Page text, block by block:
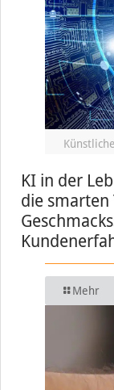
KI in der
die smarten
Mehr